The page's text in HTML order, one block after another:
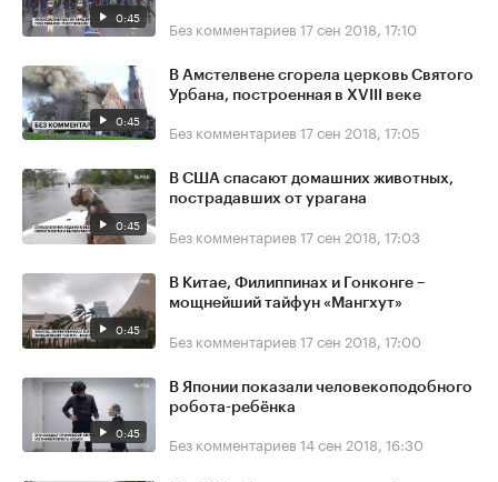
0:45 Без комментариев 17 сен 2018, 17:10
0:45
В Амстелвене сгорела церковь Святого
Урбана, построенная в XVIII веке
Без комментариев 17 сен 2018, 17:05
0:45
В США спасают домашних животных,
пострадавших от урагана
Без комментариев 17 сен 2018, 17:03
0:45
В Китае, Филиппинах и Гонконге –
мощнейший тайфун «Мангхут»
Без комментариев 17 сен 2018, 17:00
0:45
В Японии показали человекоподобного
робота-ребёнка
Без комментариев 14 сен 2018, 16:30